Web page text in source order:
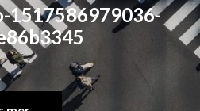
1517586979036-